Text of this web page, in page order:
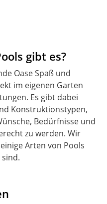
gibt es?
Oase Spaß und
im eigenen Garten
Es gibt dabei
Konstruktionstypen,
Bedürfnisse und
zu werden. Wir
Arten von Pools